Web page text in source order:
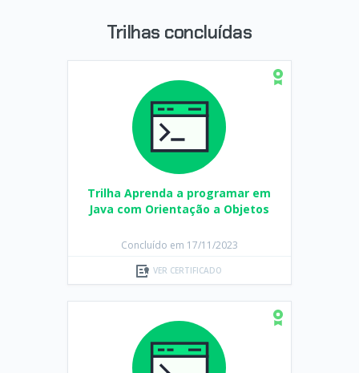
Trilhas concluídas
Trilha Aprenda a programar em
Java com Orientação a Objetos
Concluído em 17/11/2023
VER CERTIFICADO